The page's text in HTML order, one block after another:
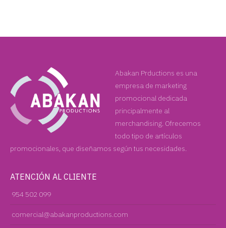
Abakan Prductions es una
empresa de marketing
promocional dedicada
principalmente al
merchandising. Ofrecemos
todo tipo de artículos
promocionales, que diseñamos según tus necesidades.
ATENCIÓN AL CLIENTE
954 502 099
comercial@abakanproductions.com